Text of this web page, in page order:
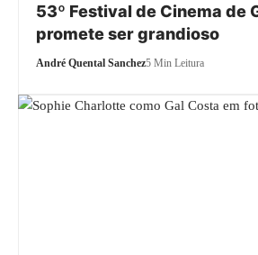
53º Festival de Cinema de
promete ser grandioso
André Quental Sanchez5 Min Leitura